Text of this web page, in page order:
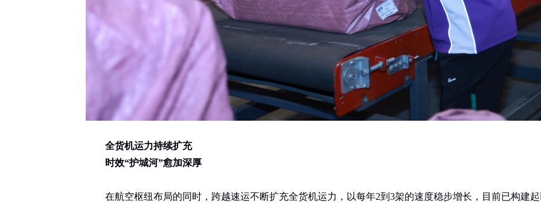
全货机运力持续扩充
时效“护城河”愈加深厚
在航空枢纽布局的同时，跨越速运不断扩充全货机运力，以每年2到3架的速度稳步增长，目前已构建